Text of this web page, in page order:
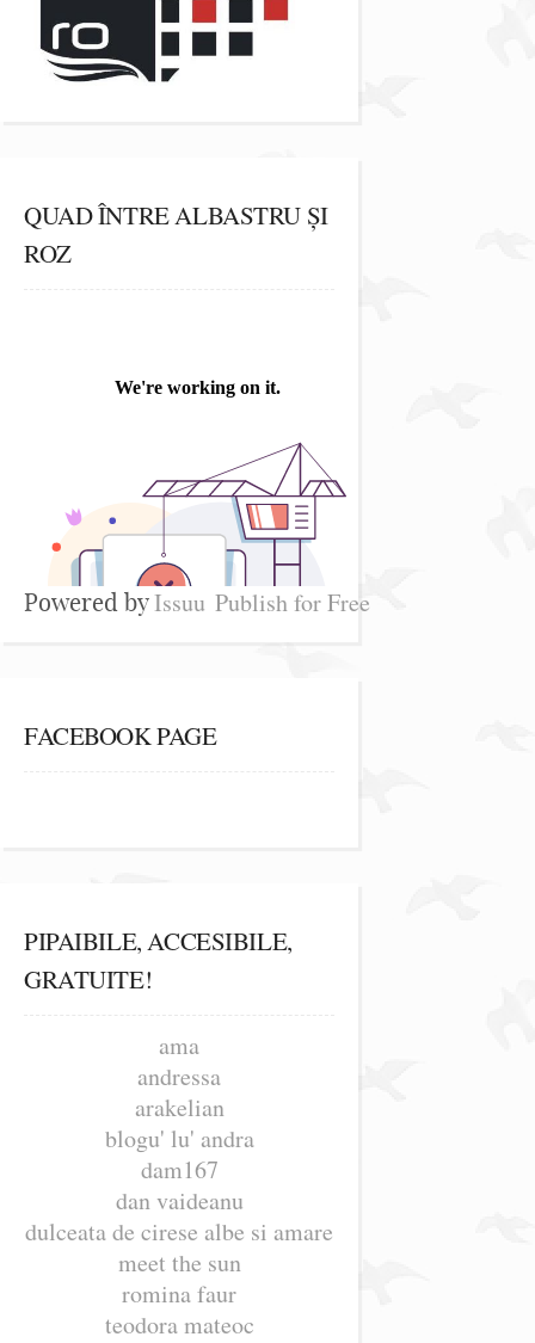
QUAD ÎNTRE ALBASTRU ȘI
ROZ
Powered byIssuu Publish for Free
FACEBOOK PAGE
PIPAIBILE, ACCESIBILE,
GRATUITE!
ama
andressa
arakelian
blogu' lu' andra
dam167
dan vaideanu
dulceata de cirese albe si amare
meet the sun
romina faur
teodora mateoc